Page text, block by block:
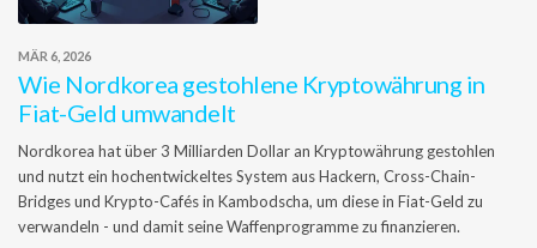
MÄR 6, 2026
Wie Nordkorea gestohlene Kryptowährung in
Fiat-Geld umwandelt
Nordkorea hat über 3 Milliarden Dollar an Kryptowährung gestohlen
und nutzt ein hochentwickeltes System aus Hackern, Cross-Chain-
Bridges und Krypto-Cafés in Kambodscha, um diese in Fiat-Geld zu
verwandeln - und damit seine Waffenprogramme zu finanzieren.